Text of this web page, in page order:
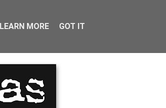
LEARN MORE GOT IT